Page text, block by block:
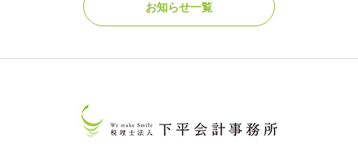
お知らせ一覧